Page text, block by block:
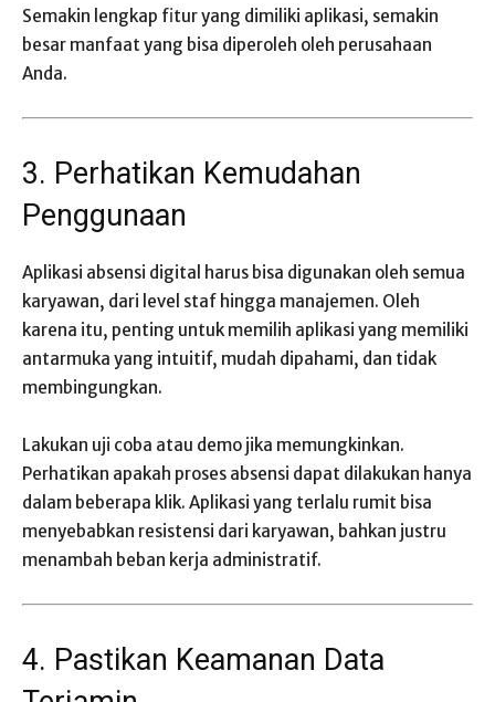
Semakin lengkap fitur yang dimiliki aplikasi, semakin
besar manfaat yang bisa diperoleh oleh perusahaan
Anda.
3. Perhatikan Kemudahan
Penggunaan
Aplikasi absensi digital harus bisa digunakan oleh semua
karyawan, dari level staf hingga manajemen. Oleh
karena itu, penting untuk memilih aplikasi yang memiliki
antarmuka yang intuitif, mudah dipahami, dan tidak
membingungkan.
Lakukan uji coba atau demo jika memungkinkan.
Perhatikan apakah proses absensi dapat dilakukan hanya
dalam beberapa klik. Aplikasi yang terlalu rumit bisa
menyebabkan resistensi dari karyawan, bahkan justru
menambah beban kerja administratif.
4. Pastikan Keamanan Data